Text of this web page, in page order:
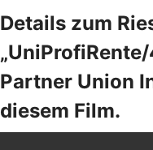
Details zum
Partner Union
diesem Film.